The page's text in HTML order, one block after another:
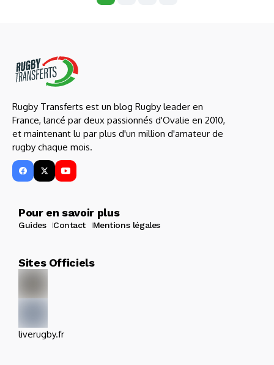
Rugby Transferts est un blog Rugby leader en
France, lancé par deux passionnés d'Ovalie en 2010,
et maintenant lu par plus d'un million d'amateur de
rugby chaque mois.
Pour en savoir plus
Guides Contact Mentions légales
Sites Officiels
liverugby.fr